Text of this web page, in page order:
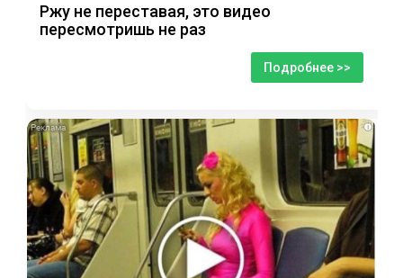
Ржу не переставая, это видео
пересмотришь не раз
Подробнее >>
i